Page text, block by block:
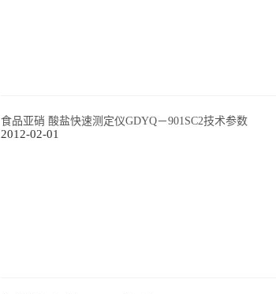
食品亚硝 酸盐快速测定仪GDYQ－901SC2技术参数
2012-02-01